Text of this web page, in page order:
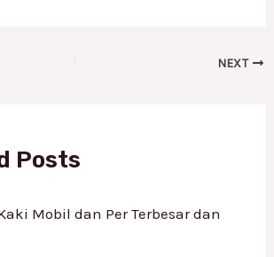
NEXT
Posts